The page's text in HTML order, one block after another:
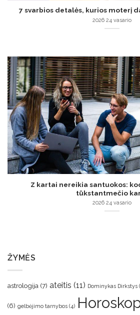
7 svarbios detalės, kurios moterį
2026 24 vasario
Z kartai nereikia santuokos:
tūkstantmečio
2026 24 vasario
ŽYMĖS
astrologija (7) ateitis (11) Dominykas Dirkstys
(6) gelbėjimo tarnybos (4)